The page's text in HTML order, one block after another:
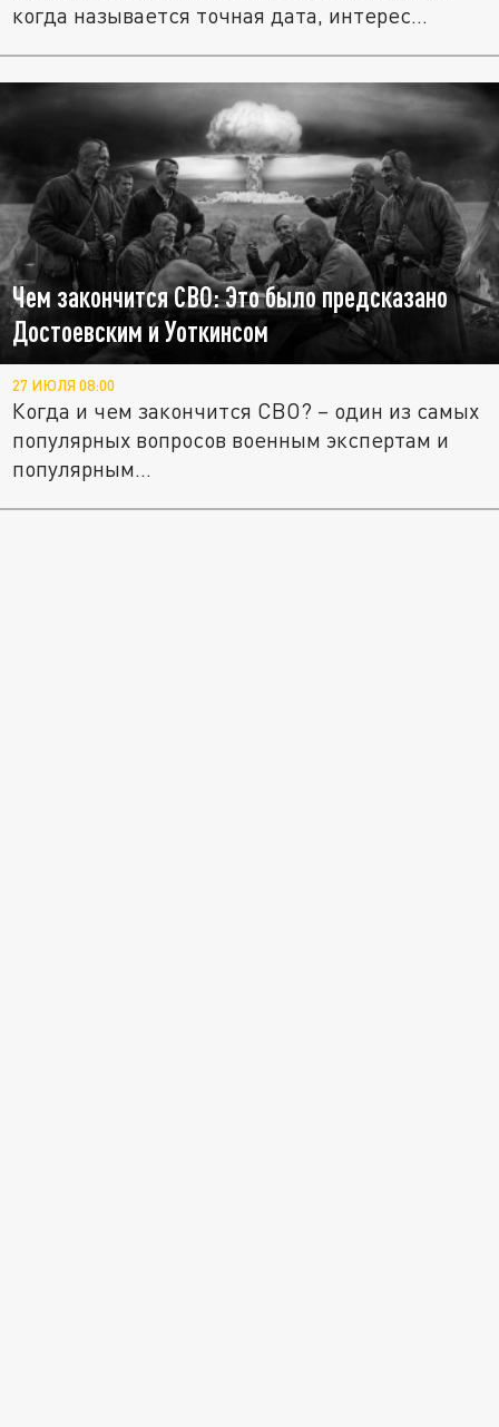
когда называется точная дата, интерес...
Чем закончится СВО: Это было предсказано
Достоевским и Уоткинсом
27 ИЮЛЯ 08:00
Когда и чем закончится СВО? – один из самых
популярных вопросов военным экспертам и
популярным...